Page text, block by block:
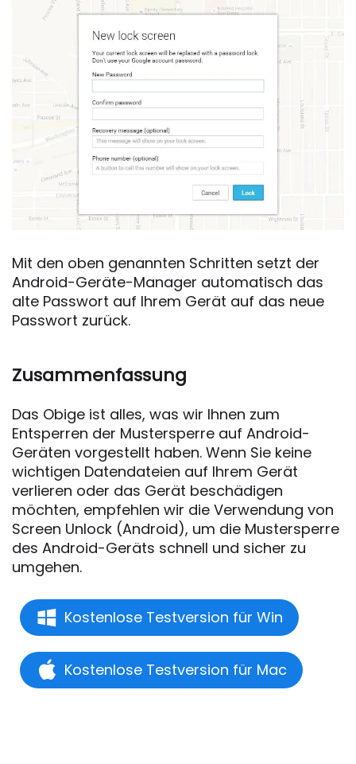
Mit den oben genannten Schritten setzt der
Android-Geräte-Manager automatisch das
alte Passwort auf Ihrem Gerät auf das neue
Passwort zurück.
Zusammenfassung
Das Obige ist alles, was wir Ihnen zum
Entsperren der Mustersperre auf Android-
Geräten vorgestellt haben. Wenn Sie keine
wichtigen Datendateien auf Ihrem Gerät
verlieren oder das Gerät beschädigen
möchten, empfehlen wir die Verwendung von
Screen Unlock (Android), um die Mustersperre
des Android-Geräts schnell und sicher zu
umgehen.
Kostenlose Testversion für Win
Kostenlose Testversion für Mac